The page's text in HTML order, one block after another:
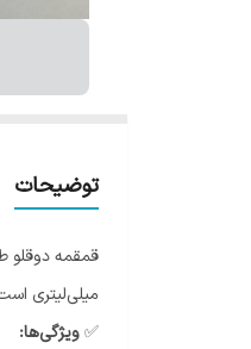
توضیحات
میلی‌لیتری
✅ویژگی‌ها: